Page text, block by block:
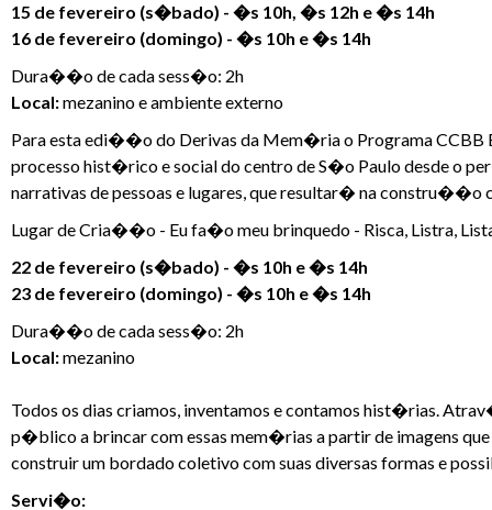
15 de fevereiro (s�bado) - �s 10h, �s 12h e �s 14h
16 de fevereiro (domingo) - �s 10h e �s 14h
Dura��o de cada sess�o: 2h
Local:mezanino e ambiente externo
Para esta edi��o do Derivas da Mem�ria o Programa
processo hist�rico e social do centro de S�o Paulo desde o
narrativas de pessoas e lugares, que resultar� na
Lugar de Cria��o - Eu fa�o meu brinquedo - Risca, Listra,
22 de fevereiro (s�bado) - �s 10h e �s 14h
23 de fevereiro (domingo) - �s 10h e �s 14h
Dura��o de cada sess�o: 2h
Local:mezanino
Todos os dias criamos, inventamos e contamos hist�rias.
p�blico a brincar com essas mem�rias a partir de imagens
construir um bordado coletivo com suas diversas formas e
Servi�o: